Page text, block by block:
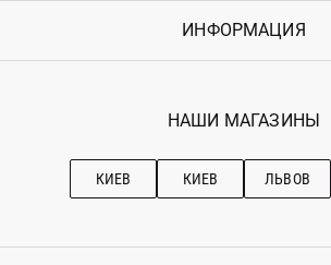
Возврат
Гарантия
Войти
Ostriv Club+
ИНФОРМАЦИЯ
Наши магазини
Рекомендации по уходу
НАШИ МАГАЗИНЫ
КИЕВ КИЕВ ЛЬВОВ